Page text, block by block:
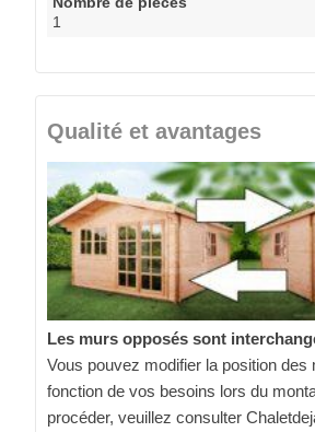
1
Qualité et avantages
Les murs opposés sont
Vous pouvez modifier la position des
fonction de vos besoins lors du
procéder, veuillez consulter